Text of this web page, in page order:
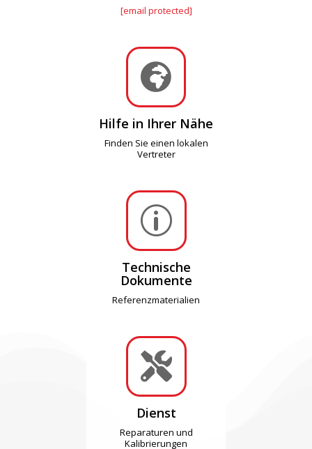
[email protected]

Hilfe in Ihrer Nähe
Finden Sie einen lokalen
Vertreter
p
Technische
Dokumente
Referenzmaterialien

Dienst
Reparaturen und
Kalibrierungen